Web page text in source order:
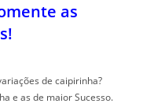
as
de caipirinha?
e as de maior Sucesso.